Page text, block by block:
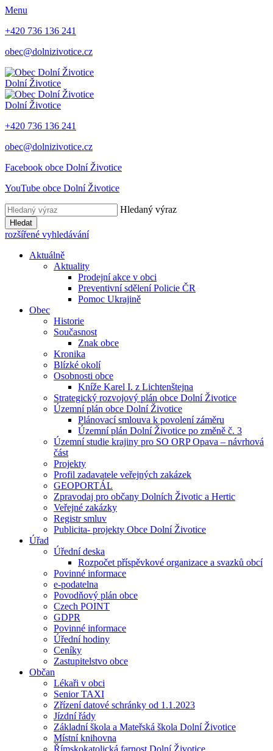
Menu
+420 736 136 241
obec@dolnizivotice.cz
Dolní Životice
Dolní Životice
+420 736 136 241
obec@dolnizivotice.cz
Facebook obce Dolní Životice
YouTube obce Dolní Životice
Hledaný výraz
Hledat
rozšířené vyhledávání
Aktuálně
Aktuality
Prodejní akce v obci
Preventivní sdělení Policie ČR
Pomoc Ukrajině
Obec
Historie
Současnost
Znak obce
Kronika
Blízké okolí
Osobnosti obce
Kníže Karel I. z Lichtenštejna
Strategický rozvojový plán obce Dolní Životice
Územní plán obce Dolní Životice
Plánovací smlouva k povolení záměru
Územní plán Dolní Životice po změně č. 3
Územní studie krajiny pro SO ORP Opava – návrhová
část
Projekty
Profil zadavatele veřejných zakázek
GEOPORTÁL
Zpravodaj pro občany Dolních Životic a Hertic
Veřejné zakázky
Registr smluv
Publicita- projekty Obce Dolní Životice
Úřad
Úřední deska
Rozpočet příspěvkové organizace a svazků obcí
Povinné informace
e-podatelna
Povodňový plán obce
Czech POINT
GDPR
Povinné informace
Úřední hodiny
Ceníky
Zastupitelstvo obce
Občan
Lékaři v obci
Senior TAXI
Zřízení datové schránky od 1.1.2023
Jízdní řády
Základní škola a Mateřská škola Dolní Životice
Místní knihovna
Římskokatolická farnost Dolní Životice